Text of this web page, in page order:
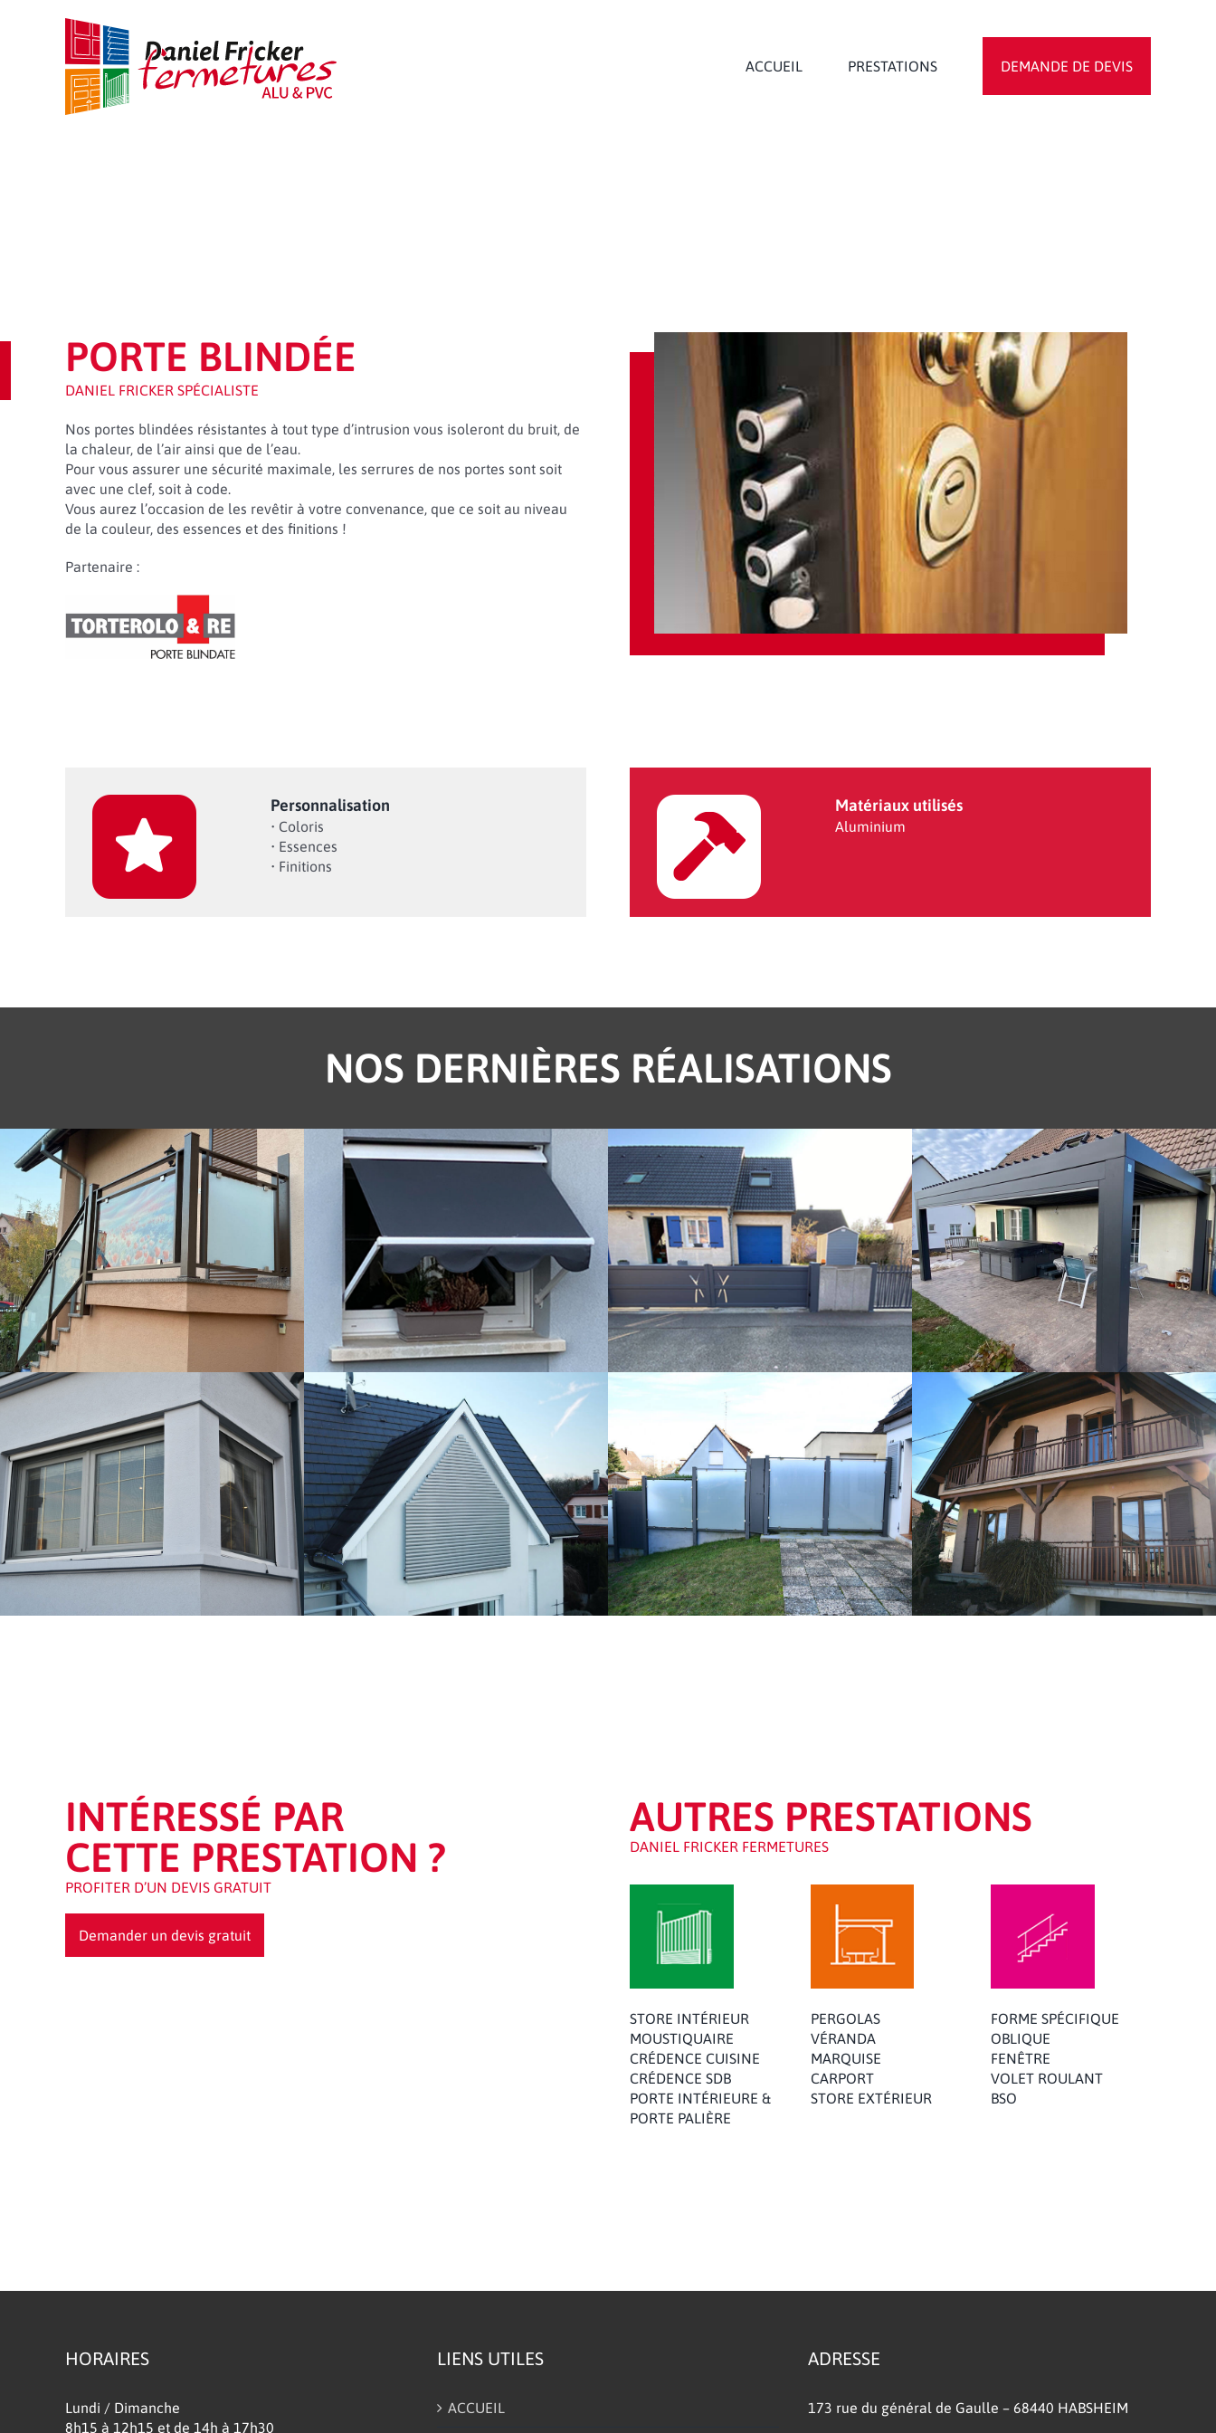
ACCUEIL
PRESTATIONS DEMANDE DE DEVIS
PORTE BLINDÉE
DANIEL FRICKER SPÉCIALISTE
Nos portes blindées résistantes à tout type d’intrusion vous isoleront du bruit, de
la chaleur, de l’air ainsi que de l’eau.
Pour vous assurer une sécurité maximale, les serrures de nos portes sont soit
avec une clef, soit à code.
Vous aurez l’occasion de les revêtir à votre convenance, que ce soit au niveau
de la couleur, des essences et des finitions !
Partenaire :
Personnalisation
• Coloris
• Essences
• Finitions
Matériaux utilisés
Aluminium
NOS DERNIÈRES RÉALISATIONS
INTÉRESSÉ PAR
CETTE PRESTATION ?
PROFITER D’UN DEVIS GRATUIT
Demander un devis gratuit
AUTRES PRESTATIONS
DANIEL FRICKER FERMETURES
STORE INTÉRIEUR
MOUSTIQUAIRE
CRÉDENCE CUISINE
CRÉDENCE SDB
PORTE INTÉRIEURE &
PORTE PALIÈRE
PERGOLAS
VÉRANDA
MARQUISE
CARPORT
STORE EXTÉRIEUR
FORME SPÉCIFIQUE
OBLIQUE
FENÊTRE
VOLET ROULANT
BSO
HORAIRES
Lundi / Dimanche
8h15 à 12h15 et de 14h à 17h30
LIENS UTILES
ACCUEIL
ADRESSE
173 rue du général de Gaulle – 68440 HABSHEIM